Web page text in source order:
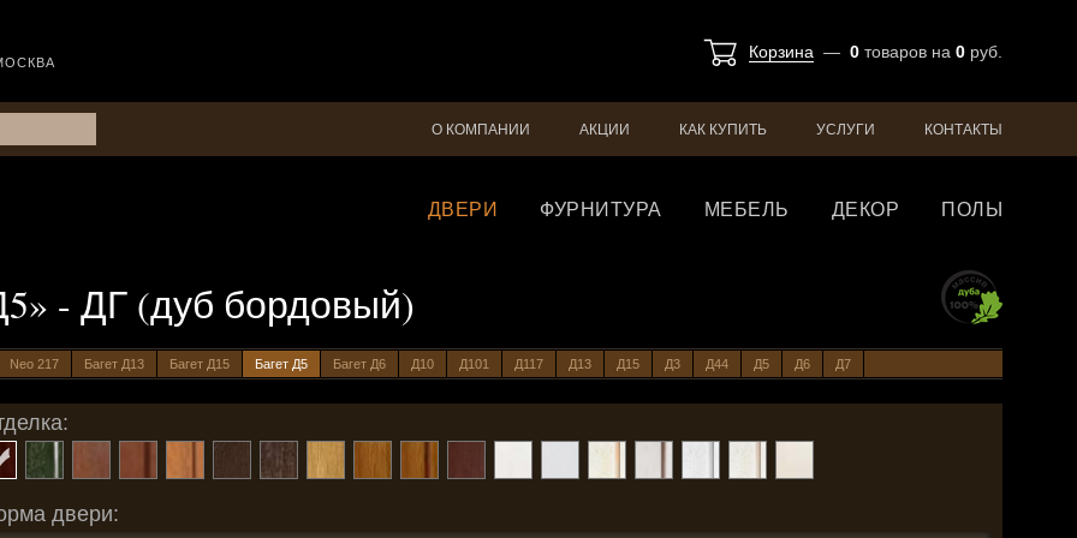
Корзина — 0 товаров на 0 руб.
О КОМПАНИИ АКЦИИ КАК КУПИТЬ УСЛУГИ КОНТАКТЫ
ДВЕРИ ФУРНИТУРА МЕБЕЛЬ ДЕКОР ПОЛЫ
- ДГ (дуб бордовый)
Neo 217 Багет Д13 Багет Д15 Багет Д5 Багет Д6 Д10 Д101 Д117 Д13 Д15 Д3 Д44 Д5 Д6 Д7
двери: